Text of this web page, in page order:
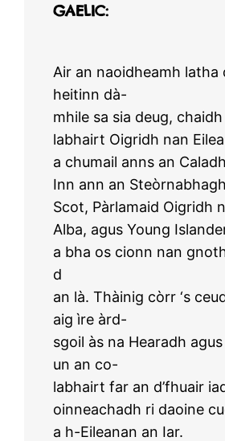
GAELIC:
Air an naoidheamh latha
heitinn dà-
mhile sa sia deug,
labhairt Oigridh nan
a chumail anns an Caladh
Inn ann an
Scot, Pàrlamaid Oigridh
Alba, agus Young
a bha os cionn nan
d
an là. Thàinig còrr ‘s
aig ìre àrd-
sgoil às na Hearadh
un an co-
labhairt far an d’fhuair
oinneachadh ri daoine
a h-Eileanan an Iar.